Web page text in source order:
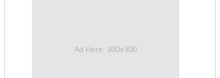
Ad Here: 300x300